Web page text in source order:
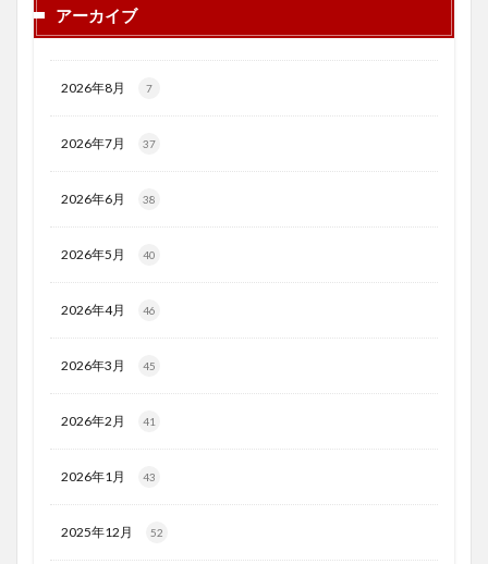
アーカイブ
2026年8月 7
2026年7月 37
2026年6月 38
2026年5月 40
2026年4月 46
2026年3月 45
2026年2月 41
2026年1月 43
2025年12月 52